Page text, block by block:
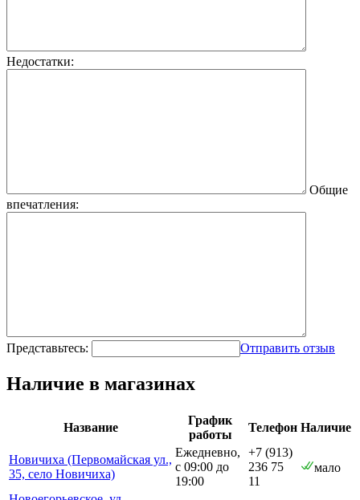
Недостатки:
Общие
впечатления:
Представьтесь: Отправить отзыв
Наличие в магазинах
Название
График
работы
Телефон Наличие
Новичиха (Первомайская ул.,
35, село Новичиха)
Ежедневно,
с 09:00 до
19:00
+7 (913)
236 75
11
мало